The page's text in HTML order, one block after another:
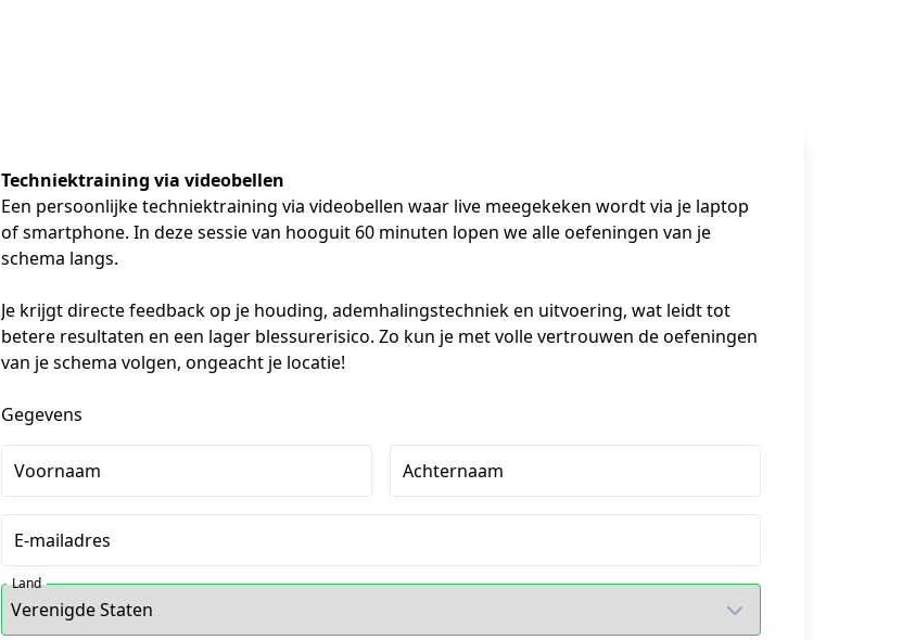
Techniektraining via videobellen
Een persoonlijke techniektraining via videobellen waar live meegekeken wordt via je laptop
of smartphone. In deze sessie van hooguit 60 minuten lopen we alle oefeningen van je
schema langs.
Je krijgt directe feedback op je houding, ademhalingstechniek en uitvoering, wat leidt tot
betere resultaten en een lager blessurerisico. Zo kun je met volle vertrouwen de oefeningen
van je schema volgen, ongeacht je locatie!
Gegevens
Voornaam Achternaam
E-mailadres
Land